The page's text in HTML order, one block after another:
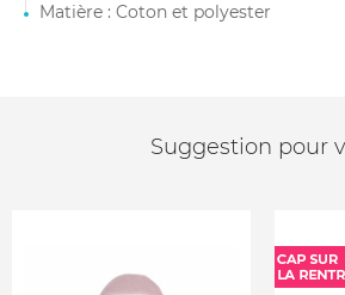
Matière : Coton et polyester
Suggestion pour